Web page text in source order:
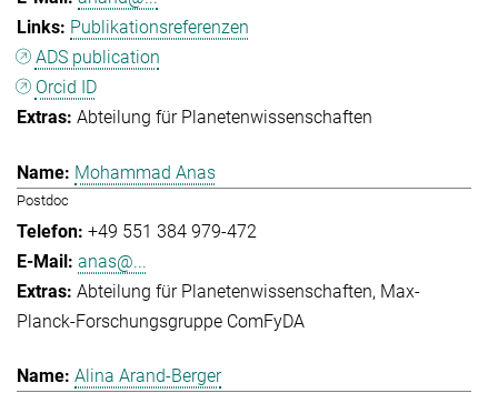
Publikationsreferenzen
ADS publication
Orcid ID
Abteilung für Planetenwissenschaften
Mohammad Anas
Postdoc
+49 551 384 979-472
anas@...
Abteilung für Planetenwissenschaften Max-
Planck-Forschungsgruppe ComFyDA
Alina Arand-Berger